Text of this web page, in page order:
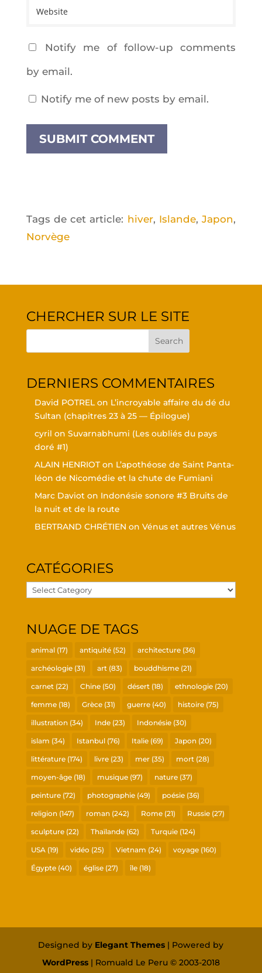
Noti­fy me of fol­low-up com­ments
by email.
Noti­fy me of new posts by email.
SUBMIT COMMENT
Tags de cet article: hiver, Islande,Japon,
Norvège
CHER­CHER SUR LE SITE
DER­NIERS COMMENTAIRES
David POTRELon L’in­croyable affaire du dé du
Sul­tan (cha­pitres 23 à 25 — Épilogue)
cyril on Suvar­nabhu­mi (Les oubliés du pays
doré #1)
ALAIN HENRIOTon L’a­po­théose de Saint Pan­ta­
léon de Nico­mé­die et la chute de Fumiani
Marc Davioton Indo­né­sie sonore #3 Bruits de
la nuit et de la route
BERTRAND CHRÉTIEN on Vénus et autres Vénus
CATÉ­GO­RIES
Caté­
go­
NUAGE DE TAGS
animal(17) antiquité(52) architecture(36)
archéologie(31) art(83) bouddhisme(21)
carnet(22) Chine(50) désert(18) ethnologie(20)
femme(18) Grèce(31) guerre(40) histoire(75)
illustration(34) Inde(23) Indonésie(30)
islam (34) Istanbul(76) Italie(69) Japon(20)
littérature(174) livre(23) mer(35) mort(28)
moyen-âge(18) musique(97) nature(37)
peinture(72) photographie(49) poésie(36)
religion(147) roman(242) Rome(21) Russie(27)
sculpture(22) Thaïlande(62) Turquie(124)
USA(19) vidéo (25) Vietnam (24) voyage(160)
Égypte(40) église(27) île(18)
Designed by Elegant Themes | Powered by
WordPress| Romuald Le Peru © 2003-2018